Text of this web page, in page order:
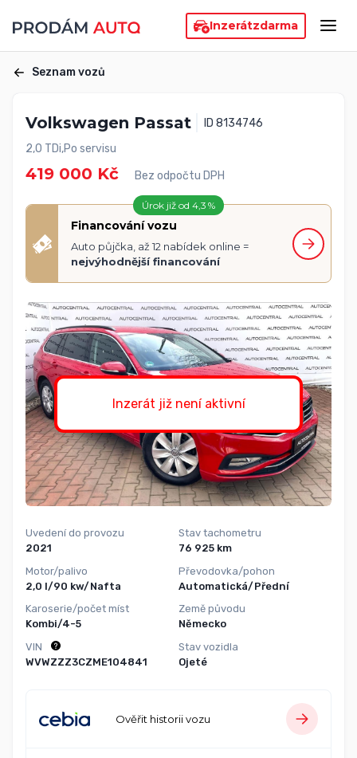
Inzerátzdarma
Seznam vozů
Volkswagen Passat
ID 8134746
2,0 TDi,Po servisu
419 000 Kč Bez odpočtu DPH
Úrok již od 4,3 %
Financování vozu
Auto půjčka, až 12 nabídek online =
nejvýhodnější financování
Inzerát již není aktivní
Uvedení do provozu
2021
Motor/palivo
2,0 l/90 kw/Nafta
Karoserie/počet míst
Kombi/4-5
Stav tachometru
76 925 km
Převodovka/pohon
Automatická/Přední
Země původu
Německo
VIN
WVWZZZ3CZME104841
Stav vozidla
Ojeté
Ověřit historii vozu